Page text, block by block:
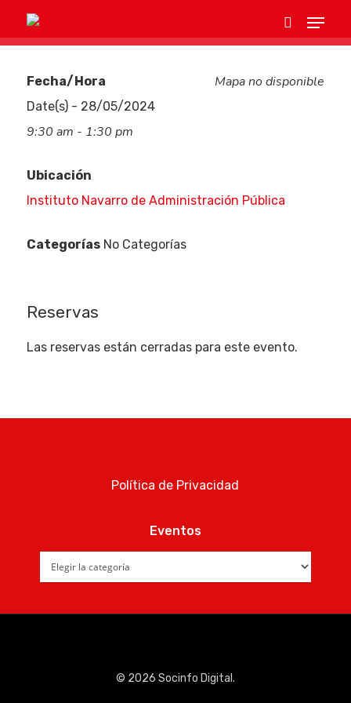
Hit enter to search or ESC to close
Mapa no disponible
Fecha/Hora
Date(s) - 28/05/2024
9:30 am - 1:30 pm
Ubicación
Instituto Navarro de Administración Pública
CategoríasNo Categorías
Reservas
Las reservas están cerradas para este evento.
Política de Privacidad
Eventos
© 2026 Socinfo Digital.